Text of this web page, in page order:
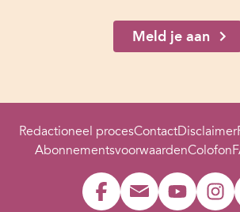
Meld je aan
Redactioneel procesContactDisclaimer
AbonnementsvoorwaardenColofon